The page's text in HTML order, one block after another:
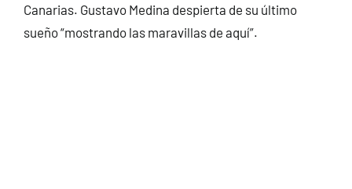
Canarias. Gustavo Medina despierta de su último
sueño “mostrando las maravillas de aquí”.